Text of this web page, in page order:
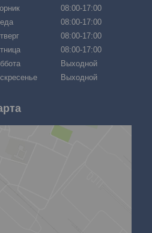
08:00-17:00
08:00-17:00
08:00-17:00
08:00-17:00
Выходной
Выходной